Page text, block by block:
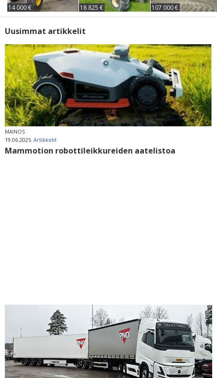
14 000 € 18 825 € 107 000 €
Uusimmat artikkelit
MAINOS
19.06.2025 Artikkelit
Mammotion robottileikkureiden aatelistoa